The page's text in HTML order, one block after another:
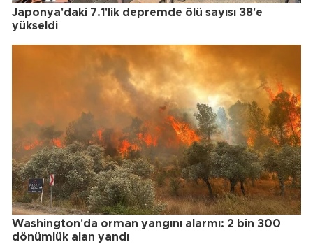
Japonya'daki 7.1'lik depremde ölü sayısı 38'e
yükseldi
Washington'da orman yangını alarmı: 2 bin 300
dönümlük alan yandı